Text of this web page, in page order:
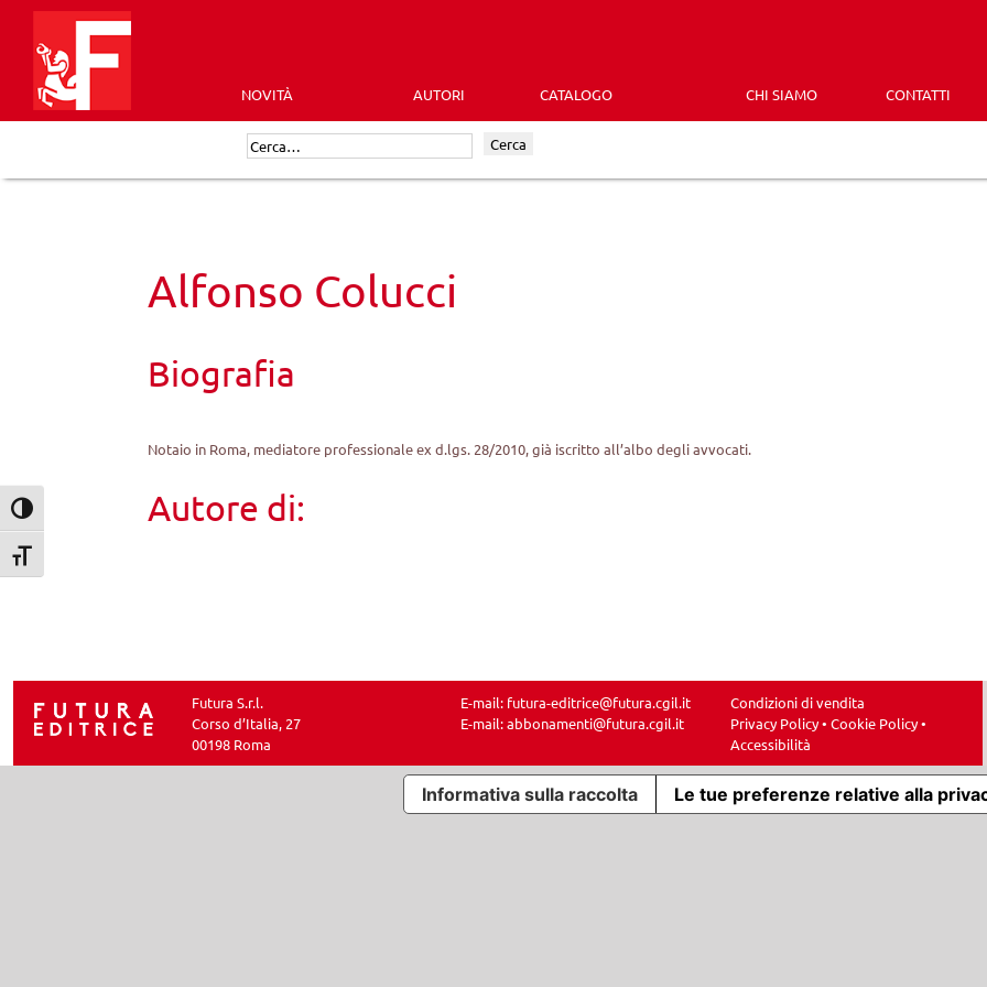
Attiva/disattiva alto contrasto
Attiva/disattiva dimensione testo
content
Futura
Editrice
NOVITÀ AUTORI CATALOGO CHI SIAMO CONTATTI
Cerca: Cerca
Alfonso Colucci
Biografia
Notaio in Roma, mediatore professionale ex d.lgs. 28/2010, già iscritto all’albo degli avvocati.
Autore di:
Futura S.r.l.
Corso d’Italia, 27
00198 Roma
E-mail: futura-editrice@futura.cgil.it
E-mail:abbonamenti@futura.cgil.it
Condizioni di vendita
Privacy Policy• Cookie Policy•
Accessibilità
Informativa sulla raccolta Le tue preferenze relative alla